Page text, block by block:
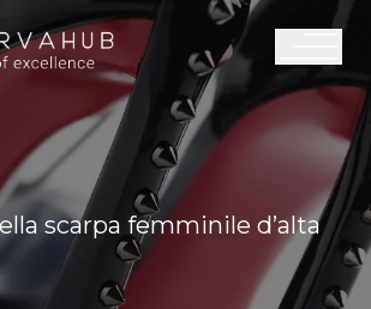
scarpa femminile d’alta